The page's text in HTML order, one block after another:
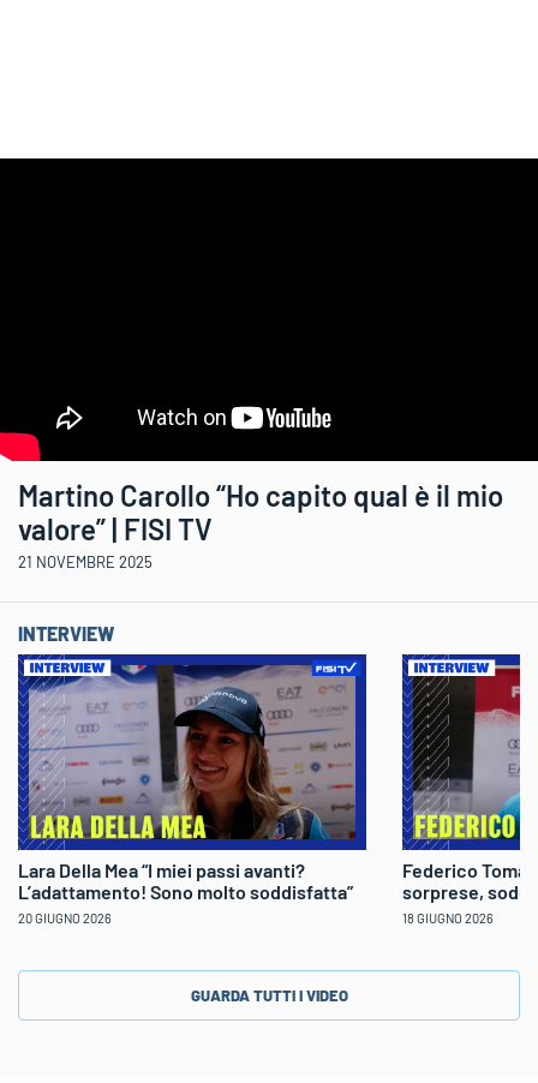
Martino Carollo “Ho capito qual è il mio
valore” | FISI TV
21 NOVEMBRE 2025
INTERVIEW
Lara Della Mea “I miei passi avanti?
L’adattamento! Sono molto soddisfatta”
20 GIUGNO 2026
Federico
sorprese,
18 GIUGNO 2026
GUARDA TUTTI I VIDEO